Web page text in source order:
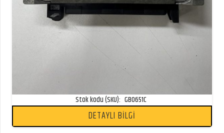
Stok kodu (SKU): GB0651C
DETAYLI BİLGİ